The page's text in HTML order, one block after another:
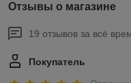
Отзывы о магазине
19 отзывов за всё
Покупатель